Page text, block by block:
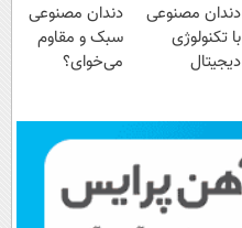
دندان مصنوعی
با تکنولوژی
دیجیتال
دندان مصنوعی
سبک و مقاوم
می‌خوای؟
📍تهران